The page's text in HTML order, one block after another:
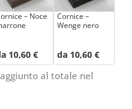
– Noce
10,60 €
Cornice –
Wenge nero
da 10,60 €
al totale nel